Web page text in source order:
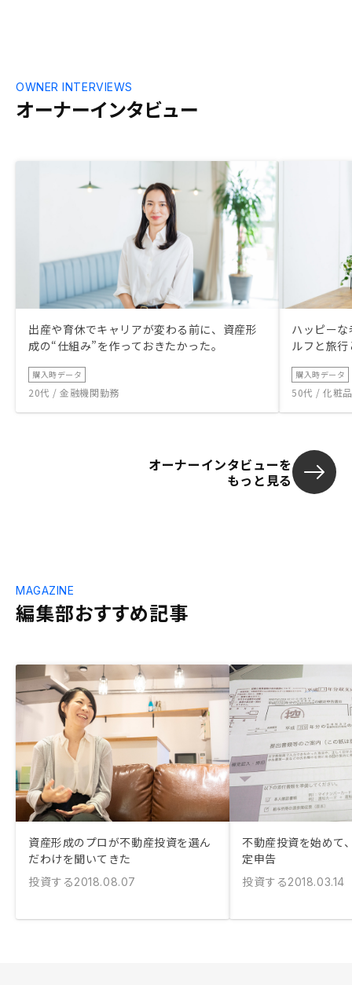
オーナーインタビュー
OWNER INTERVIEWS
出産や育休でキャリアが変わる前に、資産形
成の“仕組み”を作っておきたかった。
購入時データ
20代 / 金融機関勤務
ハッピー
ルフと旅
購入時データ
50代 / 化粧
オーナーインタビューを
もっと見る
編集部おすすめ記事
MAGAZINE
資産形成のプロが不動産投資を選ん
だわけを聞いてきた
投資する2018.08.07
不動産投資を始めて
定申告
投資する2018.03.14